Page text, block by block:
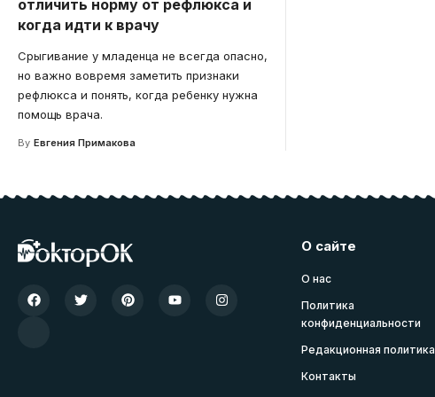
отличить норму от рефлюкса и
когда идти к врачу
Срыгивание у младенца не всегда опасно,
но важно вовремя заметить признаки
рефлюкса и понять, когда ребенку нужна
помощь врача.
By Евгения Примакова
О сайте
О нас
Политика
конфиденциальности
Редакционная политика
Контакты